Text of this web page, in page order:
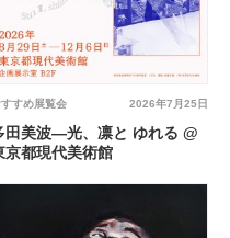
2026年7月25日
すすめ展覧会
田美波―光、凛と ゆれる @
京都現代美術館